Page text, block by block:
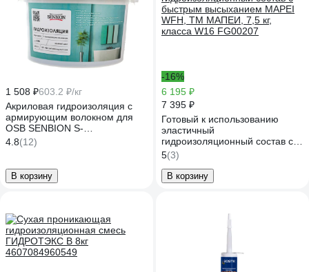
1 508 ₽603.2 ₽/кг
Акриловая гидроизоляция с
армирующим волокном для
OSB SENBION S-
Гидр-15586/2,5
4.8(12)
В корзину
-16%
6 195 ₽
7 395 ₽
Готовый к использованию
эластичный
гидроизоляционный состав с
быстрым высыханием MAPEI
WFH, TM МАПЕИ, 7,5 кг,
класса W16 FG00207
5(3)
В корзину